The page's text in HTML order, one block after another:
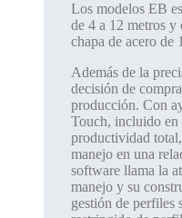
Los modelos EB
de 4 a 12 metros y
chapa de acero de
Además de la
decisión de
producción. Con
Touch, incluido en
productividad
manejo en una
software llama la
manejo y su
gestión de perfiles